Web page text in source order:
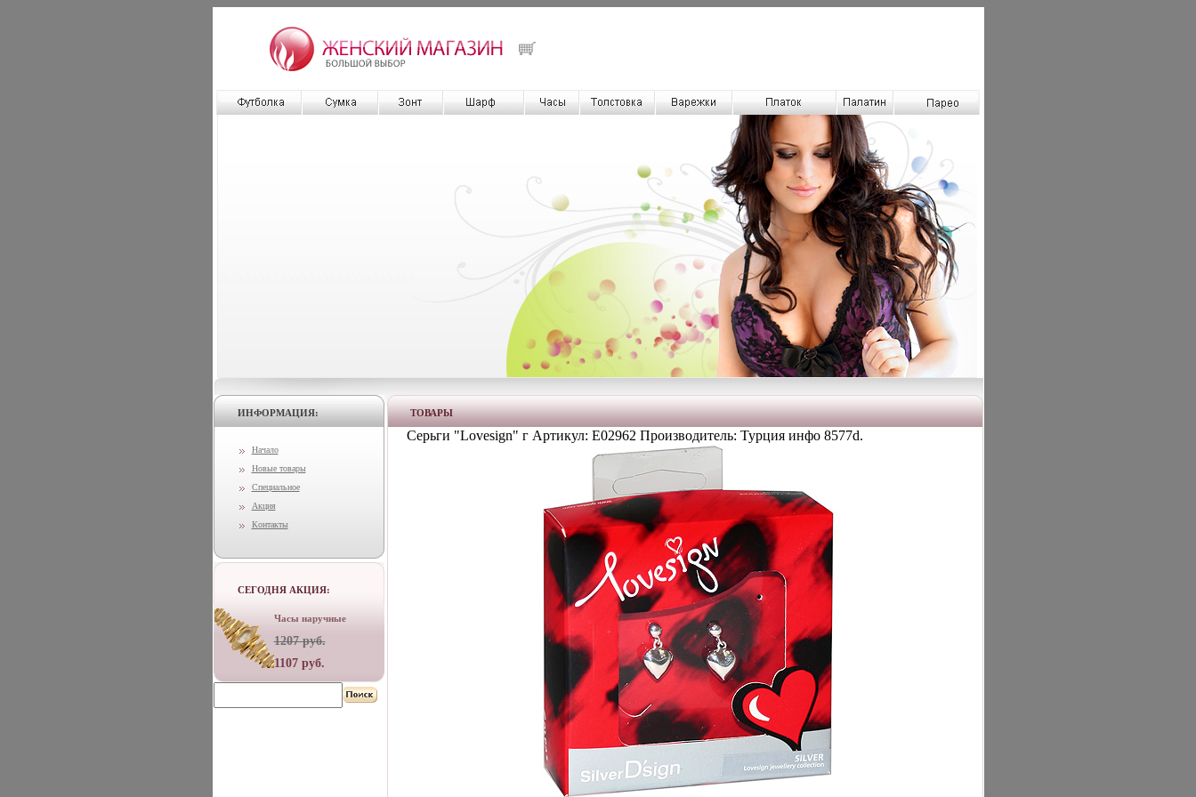
ИНФОРМАЦИЯ:
Начало
Новые товары
Специальное
Акция
Контакты
СЕГОДНЯ АКЦИЯ:
Часы наручные
1207 руб.
1107 руб.
ТОВАРЫ
Серьги "Lovesign" г Артикул: E02962 Производитель: Турция инфо 8577d.